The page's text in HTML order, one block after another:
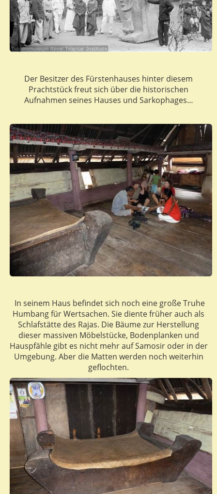
Der Besitzer des Fürstenhauses hinter diesem
Prachtstück freut sich über die historischen
Aufnahmen seines Hauses und Sarkophages…
In seinem Haus befindet sich noch eine große Truhe
Humbang für Wertsachen. Sie diente früher auch als
Schlafstätte des Rajas. Die Bäume zur Herstellung
dieser massiven Möbelstücke, Bodenplanken und
Hauspfähle gibt es nicht mehr auf Samosir oder in der
Umgebung. Aber die Matten werden noch weiterhin
geflochten.